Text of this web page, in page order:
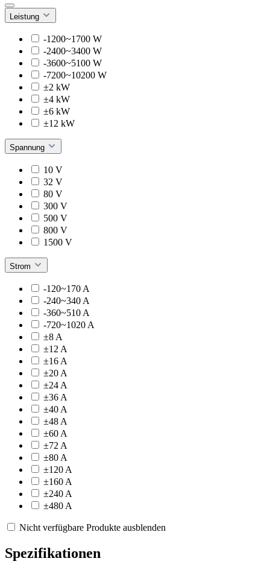
Leistung
-1200~1700 W
-2400~3400 W
-3600~5100 W
-7200~10200 W
±2 kW
±4 kW
±6 kW
±12 kW
Spannung
10 V
32 V
80 V
300 V
500 V
800 V
1500 V
Strom
-120~170 A
-240~340 A
-360~510 A
-720~1020 A
±8 A
±12 A
±16 A
±20 A
±24 A
±36 A
±40 A
±48 A
±60 A
±72 A
±80 A
±120 A
±160 A
±240 A
±480 A
Nicht verfügbare Produkte ausblenden
Spezifikationen